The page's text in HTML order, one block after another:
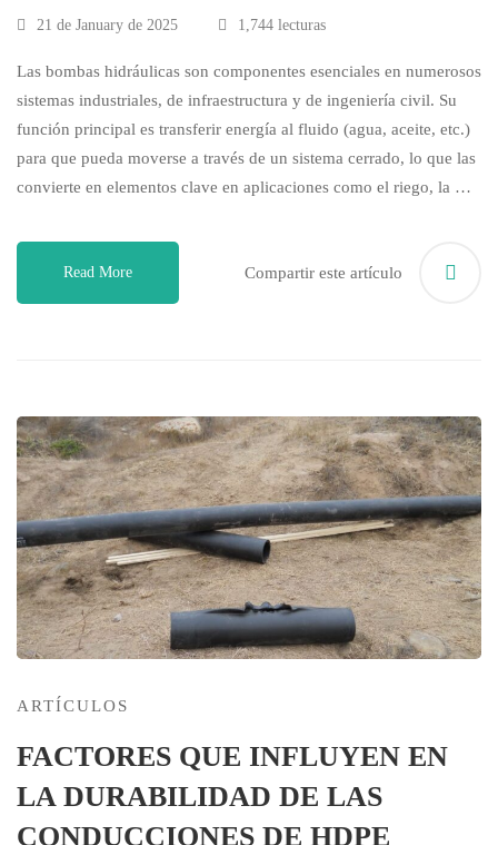
21 de January de 2025 1,744 lecturas
Las bombas hidráulicas son componentes esenciales en numerosos
sistemas industriales, de infraestructura y de ingeniería civil. Su
función principal es transferir energía al fluido (agua, aceite, etc.)
para que pueda moverse a través de un sistema cerrado, lo que las
convierte en elementos clave en aplicaciones como el riego, la …
Read More Compartir este artículo
ARTÍCULOS
FACTORES QUE INFLUYEN EN
LA DURABILIDAD DE LAS
CONDUCCIONES DE HDPE